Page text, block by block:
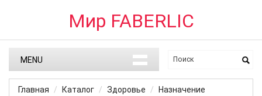
Мир FABERLIC
MENU
Главная Каталог Здоровье
Назначение